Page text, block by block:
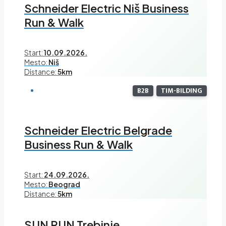
Schneider Electric Niš Business
Run & Walk
Start:10.09.2026.
Mesto: Niš
Distance:5km
B2B TIM-BILDING
Schneider Electric Belgrade
Business Run & Walk
Start: 24.09.2026.
Mesto: Beograd
Distance:5km